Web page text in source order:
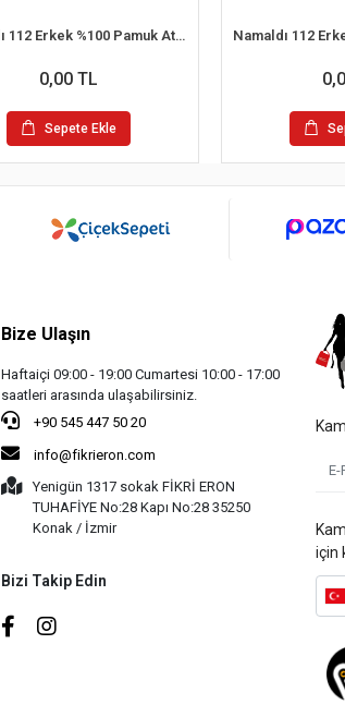
Namaldı 112 Erkek %100 Pamuk Atlet 2XL 6'lı Paket
0,00 TL
Sepete Ekle
Bize Ulaşın
Haftaiçi 09:00 - 19:00 Cumartesi 10:00 - 17:00
saatleri arasında ulaşabilirsiniz.
+90 545 447 50 20
info@fikrieron.com
Yenigün 1317 sokak FİKRİ ERON
TUHAFİYE No:28 Kapı No:28 35250
Konak / İzmir
Bizi Takip Edin
için